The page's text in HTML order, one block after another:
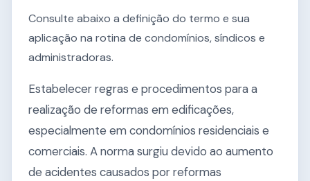
Consulte abaixo a definição do termo e sua
aplicação na rotina de condomínios, síndicos e
administradoras.
Estabelecer regras e procedimentos para a
realização de reformas em edificações,
especialmente em condomínios residenciais e
comerciais. A norma surgiu devido ao aumento
de acidentes causados por reformas